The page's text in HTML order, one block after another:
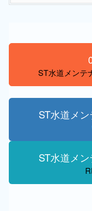
ST水道メンテ
ST水道メ
ST水道メ